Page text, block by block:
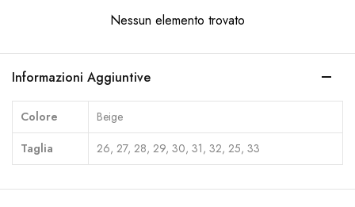
Nessun elemento trovato
Informazioni Aggiuntive
Colore
Beige
Taglia
26, 27, 28, 29, 30, 31, 32, 25, 33